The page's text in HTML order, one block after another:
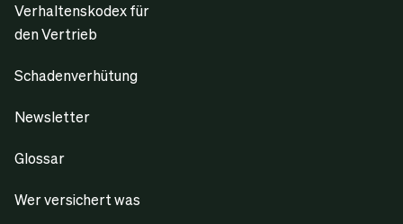
Verhaltenskodex für
den Vertrieb
Schadenverhütung
Newsletter
Glossar
Wer versichert was